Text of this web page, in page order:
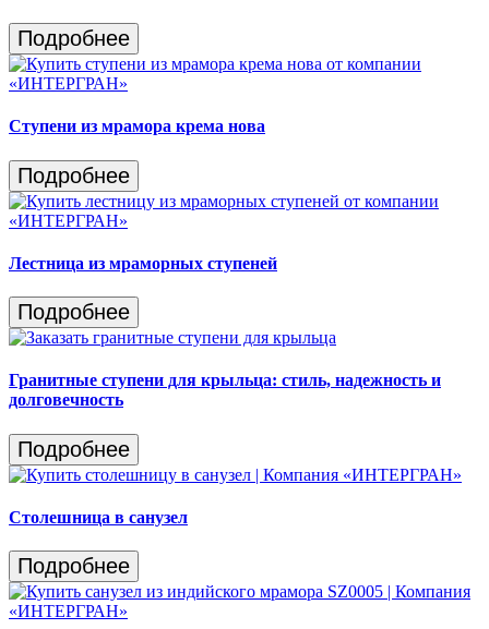
Подробнее
Ступени из мрамора крема нова
Подробнее
Лестница из мраморных ступеней
Подробнее
Гранитные ступени для крыльца: стиль, надежность и
долговечность
Подробнее
Столешница в санузел
Подробнее